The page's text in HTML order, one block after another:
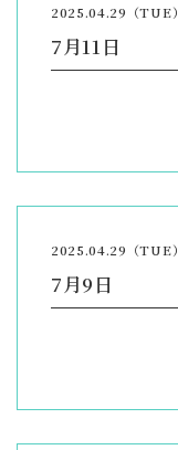
2025.04.29（TUE）
7月11日
2025.04.29（TUE）
7月9日